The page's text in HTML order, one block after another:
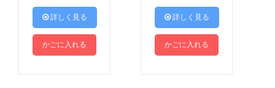
 詳しく見る
かごに入れる
 詳しく見る
かごに入れる